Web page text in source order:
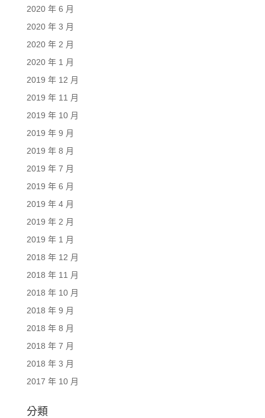
2020 年 6 月
2020 年 3 月
2020 年 2 月
2020 年 1 月
2019 年 12 月
2019 年 11 月
2019 年 10 月
2019 年 9 月
2019 年 8 月
2019 年 7 月
2019 年 6 月
2019 年 4 月
2019 年 2 月
2019 年 1 月
2018 年 12 月
2018 年 11 月
2018 年 10 月
2018 年 9 月
2018 年 8 月
2018 年 7 月
2018 年 3 月
2017 年 10 月
分類